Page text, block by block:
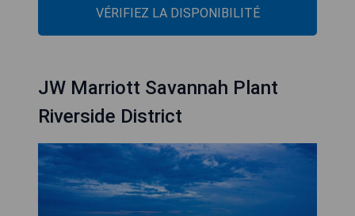
VÉRIFIEZ LA DISPONIBILITÉ
JW Marriott Savannah Plant
Riverside District